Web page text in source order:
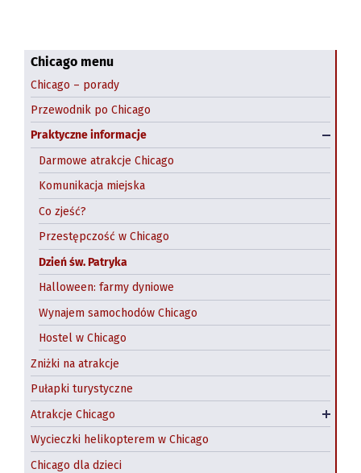
Chicago menu
Chicago – porady
Przewodnik po Chicago
Praktyczne informacje
Darmowe atrakcje Chicago
Komunikacja miejska
Co zjeść?
Przestępczość w Chicago
Dzień św. Patryka
Halloween: farmy dyniowe
Wynajem samochodów Chicago
Hostel w Chicago
Zniżki na atrakcje
Pułapki turystyczne
Atrakcje Chicago
Navy Pier
Field Museum
Shedd Aquarium
Art Institute of Chicago
Pedway Chicago
Chicago Riverwalk
Chicago Theatre
Atrakcje na świeżym powietrzu
Zwiedzanie Chicago łodzią
Wycieczki z Chicago
Wycieczki helikopterem w Chicago
Chicago dla dzieci